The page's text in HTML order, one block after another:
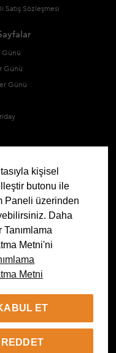
Satış Sözleşmesi
Günü
Günü
Günü
kişisel
butonu ile
Paneli üzerinden
Daha
Metni'ni
Metni
ET